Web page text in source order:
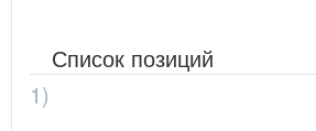
Список позиций
1)